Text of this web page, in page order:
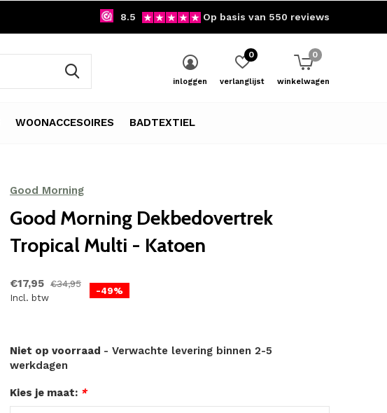
WOONACCESOIRES BADTEXTIEL
inloggen verlanglijst
0
winkelwagen
0
8.5 Op basis van 550 reviews
Good Morning
Good Morning Dekbedovertrek
Tropical Multi - Katoen
€17,95 €34,95
Incl. btw
-49%
Niet op voorraad - Verwachte levering binnen 2-5
werkdagen
Kies je maat: *